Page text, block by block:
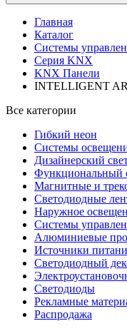
Главная
Каталог
Системы
Серия KNX
KNX Панели
INTELLIGENT
Все категории
Гибкий неон
Системы
Дизайнерский
Функциональный
Магнитные и
Светодиодные
Наружное
Системы
Алюминиевые
Источники
Светодиодный
Светодиоды
Рекламные
Распродажа